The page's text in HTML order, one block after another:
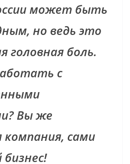
может быть
но ведь это
головная боль.
с
Вы же
компания, сами
бизнес!